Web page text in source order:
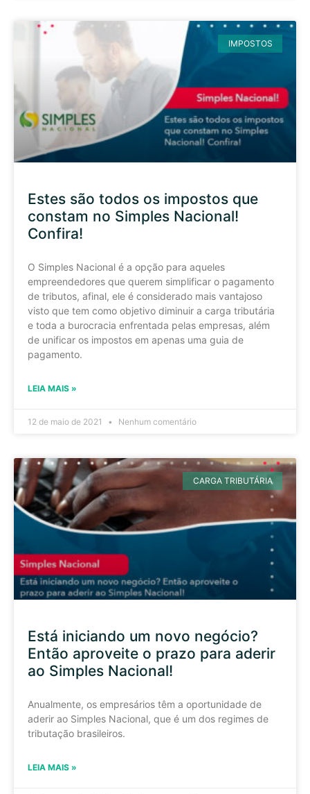
IMPOSTOS
Estes são todos os impostos que
constam no Simples Nacional!
Confira!
O Simples Nacional é a opção para aqueles
empreendedores que querem simplificar o pagamento
de tributos, afinal, ele é considerado mais vantajoso
visto que tem como objetivo diminuir a carga tributária
e toda a burocracia enfrentada pelas empresas, além
de unificar os impostos em apenas uma guia de
pagamento.
LEIA MAIS »
12 de maio de 2021 Nenhum comentário
CARGA TRIBUTÁRIA
Está iniciando um novo negócio?
Então aproveite o prazo para aderir
ao Simples Nacional!
Anualmente, os empresários têm a oportunidade de
aderir ao Simples Nacional, que é um dos regimes de
tributação brasileiros.
LEIA MAIS »